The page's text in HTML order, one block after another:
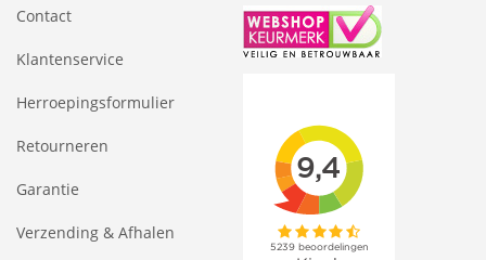
Contact
Klantenservice
Herroepingsformulier
Retourneren
Garantie
Verzending & Afhalen